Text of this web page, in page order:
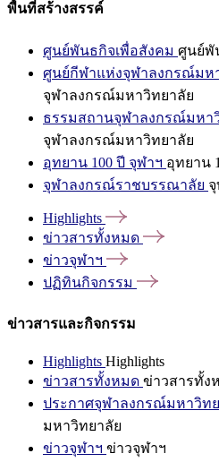
พื้นที่สร้างสรรค์
ศูนย์พันธกิจเพื่อสังคม ศูนย์พั
ศูนย์กีฬาแห่งจุฬาลงกรณ์มห
จุฬาลงกรณ์มหาวิทยาลัย
ธรรมสถานจุฬาลงกรณ์มหา
จุฬาลงกรณ์มหาวิทยาลัย
อุทยาน 100 ปี จุฬาฯ อุทยาน
จุฬาลงกรณ์ราชบรรณาลัย
Highlights
ข่าวสารทั้งหมด
ข่าวจุฬาฯ
ปฏิทินกิจกรรม
ข่าวสารและกิจกรรม
Highlights Highlights
ข่าวสารทั้งหมด ข่าวสารทั้ง
ประกาศจุฬาลงกรณ์มหาวิท
มหาวิทยาลัย
ข่าวจุฬาฯ ข่าวจุฬาฯ